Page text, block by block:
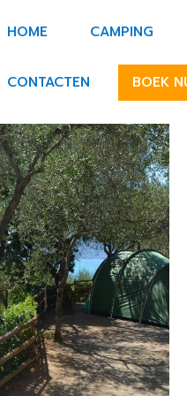
Navigazione
HOME CAMPING
CONTACTEN BOEK